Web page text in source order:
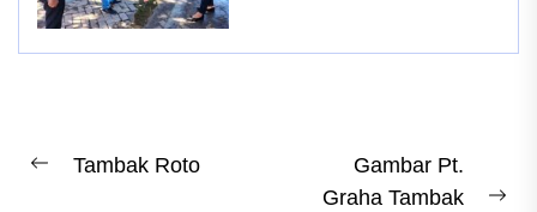
Post
Previous
Tambak Roto
Gambar Pt.
Graha Tambak